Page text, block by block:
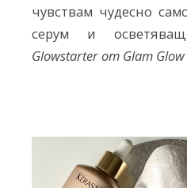
чувствам чудесно
серум и
Glowstarter от Glam